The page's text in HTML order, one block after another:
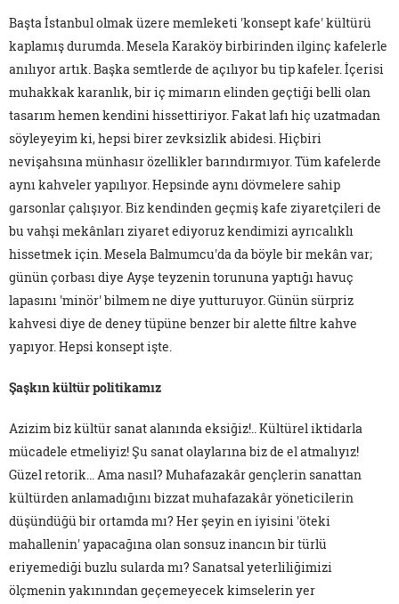
Başta İstanbul olmak üzere memleketi 'konsept kafe' kültürü
kaplamış durumda. Mesela Karaköy birbirinden ilginç kafelerle
anılıyor artık. Başka semtlerde de açılıyor bu tip kafeler. İçerisi
muhakkak karanlık, bir iç mimarın elinden geçtiği belli olan
tasarım hemen kendini hissettiriyor. Fakat lafı hiç uzatmadan
söyleyeyim ki, hepsi birer zevksizlik abidesi. Hiçbiri
nevişahsına münhasır özellikler barındırmıyor. Tüm kafelerde
aynı kahveler yapılıyor. Hepsinde aynı dövmelere sahip
garsonlar çalışıyor. Biz kendinden geçmiş kafe ziyaretçileri de
bu vahşi mekânları ziyaret ediyoruz kendimizi ayrıcalıklı
hissetmek için. Mesela Balmumcu'da da böyle bir mekân var;
günün çorbası diye Ayşe teyzenin torununa yaptığı havuç
lapasını 'minör' bilmem ne diye yutturuyor. Günün sürpriz
kahvesi diye de deney tüpüne benzer bir alette filtre kahve
yapıyor. Hepsi konsept işte.
Şaşkın kültür politikamız
Azizim biz kültür sanat alanında eksiğiz!.. Kültürel iktidarla
mücadele etmeliyiz! Şu sanat olaylarına biz de el atmalıyız!
Güzel retorik… Ama nasıl? Muhafazakâr gençlerin sanattan
kültürden anlamadığını bizzat muhafazakâr yöneticilerin
düşündüğü bir ortamda mı? Her şeyin en iyisini 'öteki
mahallenin' yapacağına olan sonsuz inancın bir türlü
eriyemediği buzlu sularda mı? Sanatsal yeterliliğimizi
ölçmenin yakınından geçemeyecek kimselerin yer